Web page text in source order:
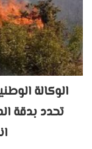
الوكالة
تحدد بدقة